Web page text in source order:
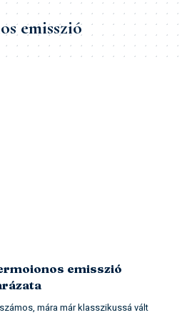
emisszió
emisszió
mára már klasszikussá vált